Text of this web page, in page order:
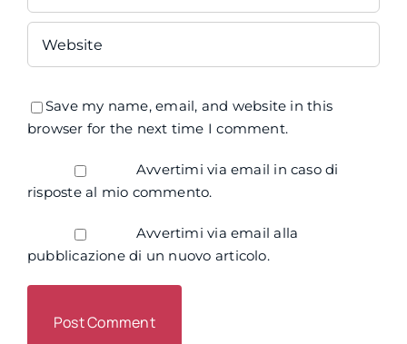
Save my name, email, and website in this
browser for the next time I comment.
Avvertimi via email in caso di
risposte al mio commento.
Avvertimi via email alla
pubblicazione di un nuovo articolo.